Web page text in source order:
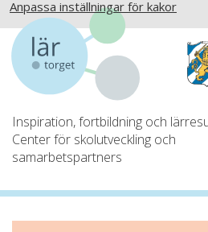
Anpassa inställningar för kakor
Inspiration, fortbildning och
Center för skolutveckling och
samarbetspartners